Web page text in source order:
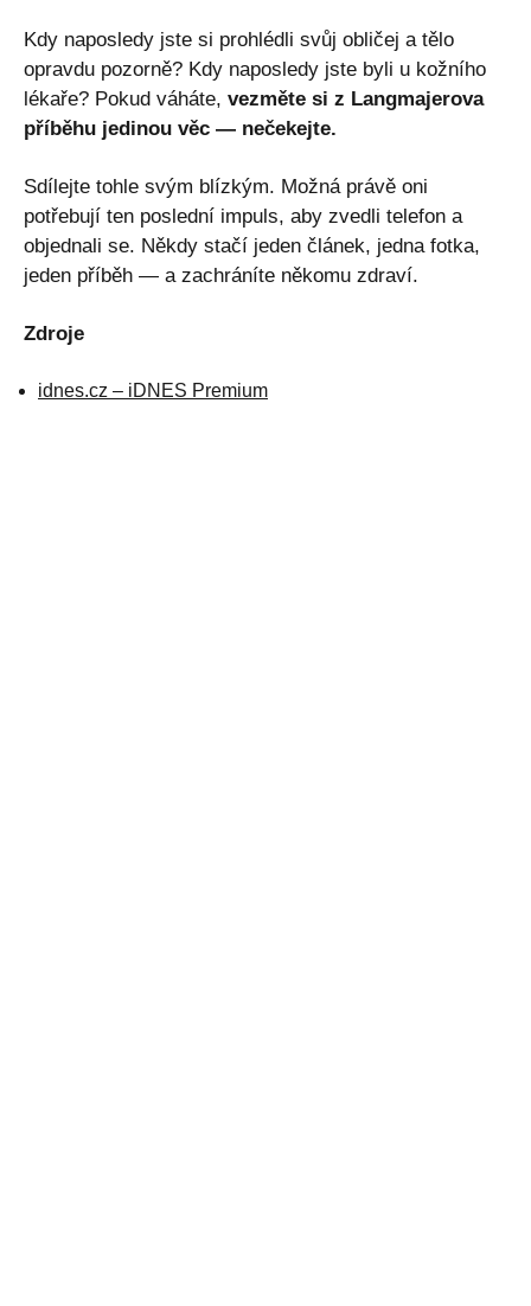
Kdy naposledy jste si prohlédli svůj obličej a tělo
opravdu pozorně? Kdy naposledy jste byli u kožního
lékaře? Pokud váháte, vezměte si z Langmajerova
příběhu jedinou věc — nečekejte.
Sdílejte tohle svým blízkým. Možná právě oni
potřebují ten poslední impuls, aby zvedli telefon a
objednali se. Někdy stačí jeden článek, jedna fotka,
jeden příběh — a zachráníte někomu zdraví.
Zdroje
idnes.cz – iDNES Premium